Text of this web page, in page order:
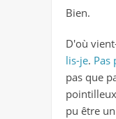
Bien.
D'où
lis-je. Pas
pas que
pu être